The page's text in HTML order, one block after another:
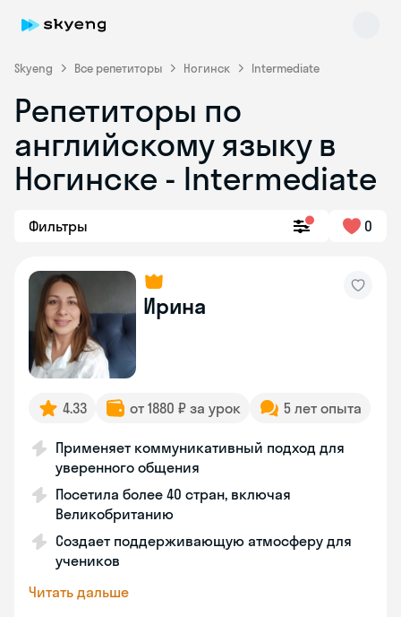
Skyeng Все репетиторы Ногинск Intermediate
Репетиторы по
английскому языку в
Ногинске - Intermediate
Фильтры 0
Ирина
4.33 от 1880 ₽ за урок 5 лет опыта
Применяет коммуникативный подход для
уверенного общения
Посетила более 40 стран, включая
Великобританию
Создает поддерживающую атмосферу для
учеников
Читать дальше
Skyeng Chat